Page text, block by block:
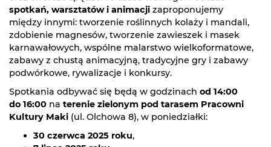
spotkań, warsztatów i animacji zaproponujemy
między innymi: tworzenie roślinnych kolaży i mandali,
zdobienie magnesów, tworzenie zawieszek i masek
karnawałowych, wspólne malarstwo wielkoformatowe,
zabawy z chustą animacyjną, tradycyjne gry i zabawy
podwórkowe, rywalizacje i konkursy.
Spotkania odbywać się będą w godzinach od 14:00
do 16:00 na terenie zielonym pod tarasem Pracowni
Kultury Maki (ul. Olchowa 8), w poniedziałki:
30 czerwca 2025 roku,